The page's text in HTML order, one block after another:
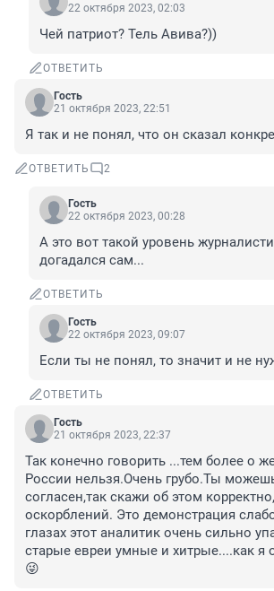
22 октября 2023, 02:03
Чей патриот? Тель Авива?))
ОТВЕТИТЬ
Гость
21 октября 2023, 22:51
Я так и не понял, что он сказал
ОТВЕТИТЬ 2
Гость
22 октября 2023, 00:28
А это вот такой уровень
догадался сам...
ОТВЕТИТЬ
Гость
22 октября 2023, 09:07
Если ты не понял, то значит и не
ОТВЕТИТЬ
Гость
21 октября 2023, 22:37
Так конечно говорить ...тем более о
России нельзя.Очень грубо.Ты
согласен,так скажи об этом
оскорблений. Это демонстрация
глазах этот аналитик очень сильно
старые евреи умные и хитрые....как я
😜